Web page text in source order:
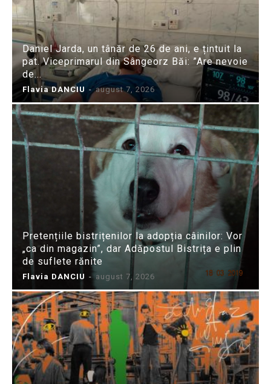
Daniel Jarda, un tânăr de 26 de ani, e țintuit la
pat. Viceprimarul din Sângeorz Băi: ”Are nevoie
de...
Flavia DANCIU - august 7, 2026
Pretențiile bistrițenilor la adopția câinilor: Vor
„ca din magazin”, dar Adăpostul Bistrița e plin
de suflete rănite
Flavia DANCIU - august 7, 2026